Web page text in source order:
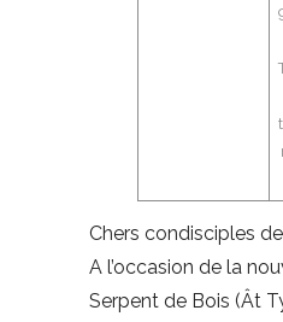
Chers condisciples
A l’occasion de la
Serpent de Bois (Ât